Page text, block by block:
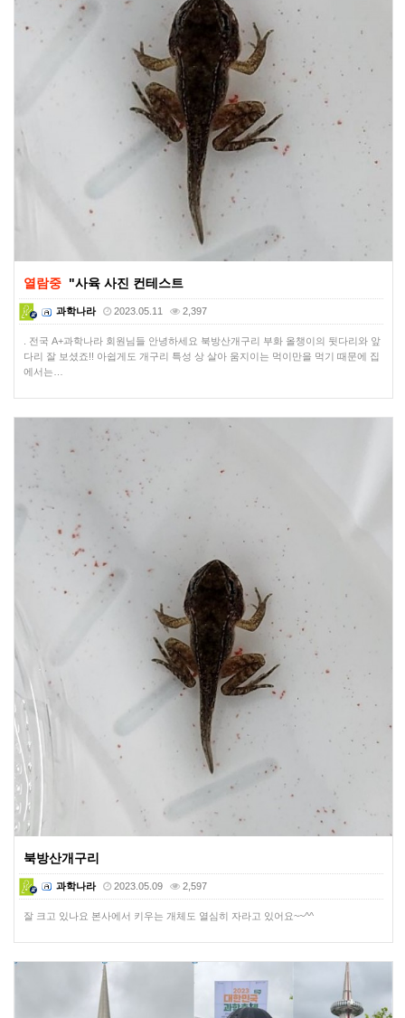
열람중 "사육 사진 컨테스트
과학나라 2023.05.11 2,397
. 전국 A+과학나라 회원님들 안녕하세요 북방산개구리 부화 올챙이의 뒷다리와 앞
다리 잘 보셨죠!! 아쉽게도 개구리 특성 상 살아 움지이는 먹이만을 먹기 때문에 집
에서는…
북방산개구리
과학나라 2023.05.09 2,597
잘 크고 있나요 본사에서 키우는 개체도 열심히 자라고 있어요~~^^